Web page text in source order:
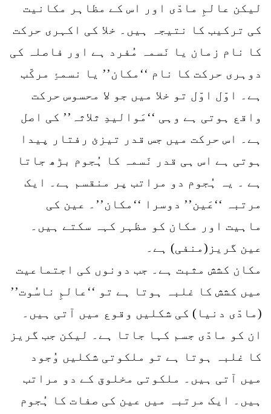
لیکن عالمِ مادّی اور اس کے مظاہر مکانیت
کی ترکیب کا نتیجہ ہیں۔ خلا کی اکہری حرکت
کا نام زمان یا نَسمہ مُفرد ہے اور فاصلہ کی
دوہری حرکت کا نام ‘‘مکان’’ یا نسمۂِ مرکّب
ہے۔ اوّل اوّل تو خلا میں جو لا محسوس حرکت
واقع ہوتی ہے وہی ‘‘مَوالیدِ ثلاثہ’’ کی اصل
ہے۔ اس حرکت میں جس قدر تیزئ رفتار پیدا
ہوتی ہے اس ہی قدر نَسمہ کا ہُجوم بڑھ جاتا
ہے ۔ یہ ہُجوم دو مراتب پر منقسم ہے۔ ایک
مرتبہ ‘‘عَین’’ دوسرا ‘‘مکان’’۔ عین کی
ماہیت اور مکان کو مظہر کہہ سکتے ہیں۔
عین گریز(منفی) ہے۔
مکان کشش مثبت ہے۔ جب دونوں کی اجتماعیت
میں کشش کا غلبہ ہوتا ہے تو ‘‘عالمِ ناسُوت’’
(مادّی دنیا) کی شکلیں وقوع میں آتی ہیں۔
ان کو مادّی جسم کہا جاتا ہے۔ لیکن جب گریز
کا غلبہ ہوتا ہے تو ملکوتی شکلیں وُجود
میں آتی ہیں۔ ملکوتی مخلوق کے دو مراتب
ہیں۔ ایک مرتبہ میں عین کی صفات کا ہُجوم